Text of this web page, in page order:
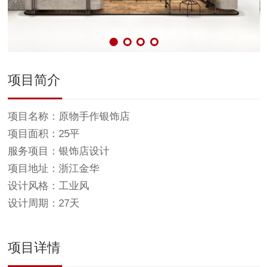
项目简介
项目名称：原物手作银饰店
项目面积：25平
服务项目：银饰店设计
项目地址：浙江金华
设计风格：工业风
设计周期：27天
项目详情